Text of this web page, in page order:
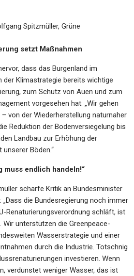
Spitzmüller, Grüne
setzt Maßnahmen
dass das Burgenland im
der Klimastrategie bereits wichtige
zum Schutz von Auen und zum
vorgesehen hat: „Wir gehen
von der Wiederherstellung naturnaher
Reduktion der Bodenversiegelung bis
Landbau zur Erhöhung der
Böden.“
muss endlich handeln!“
scharfe Kritik an Bundesminister
die Bundesregierung noch immer
Renaturierungsverordnung schläft, ist
unterstützen die Greenpeace-
Wasserstrategie und einer
durch die Industrie. Totschnig
investieren. Wenn
verdunstet weniger Wasser, das ist